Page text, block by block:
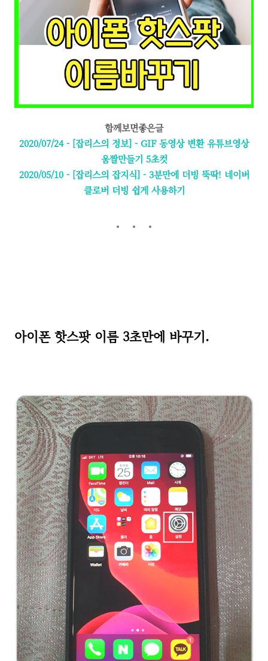
함께보면좋은글
2020/07/24 - [잡리스의 정보] - GIF 동영상 변환 유튜브영상
움짤만들기 5초컷
2020/05/10 - [잡리스의 잡지식] - 3분만에 더빙 뚝딱! 네이버
클로버 더빙 쉽게 사용하기
아이폰 핫스팟 이름 3초만에 바꾸기.